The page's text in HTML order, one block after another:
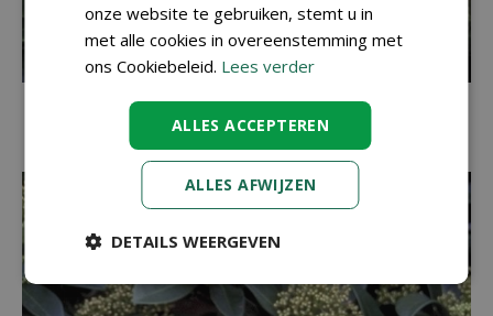
Skimmia
Skimmia japonica 'Marlot'
onze website te gebruiken, stemt u in
met alle cookies in overeenstemming met
ons Cookiebeleid. Lees verder
ALLES ACCEPTEREN
ALLES AFWIJZEN
DETAILS WEERGEVEN